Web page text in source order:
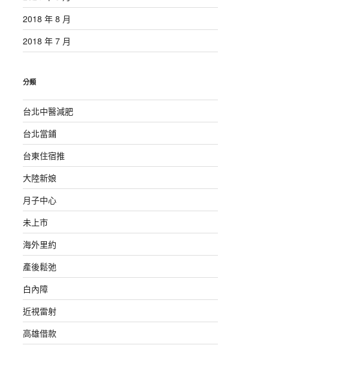
2018 年 8 月
2018 年 7 月
分類
台北中醫減肥
台北當鋪
台東住宿推
大陸新娘
月子中心
未上市
海外里約
產後鬆弛
白內障
近視雷射
高雄借款